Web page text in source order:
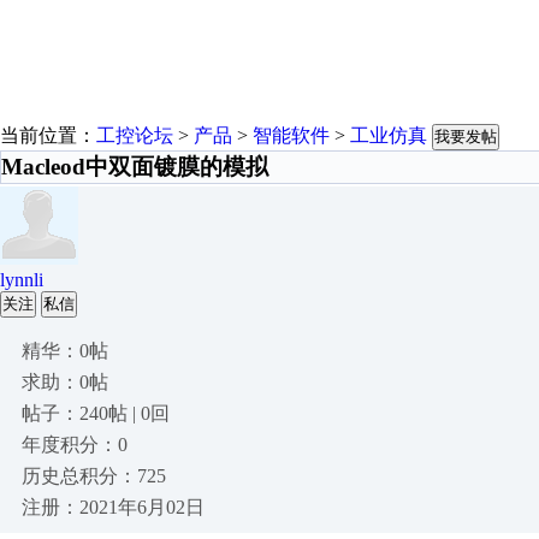
当前位置： 工控论坛 > 产品 > 智能软件 > 工业仿真 我要发帖
Macleod中双面镀膜的模拟
lynnli
关注 私信
精华：0帖
求助：0帖
帖子：240帖 | 0回
年度积分：0
历史总积分：725
注册：2021年6月02日